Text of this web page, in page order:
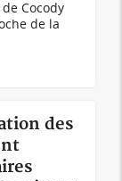
Cocody
de la
des